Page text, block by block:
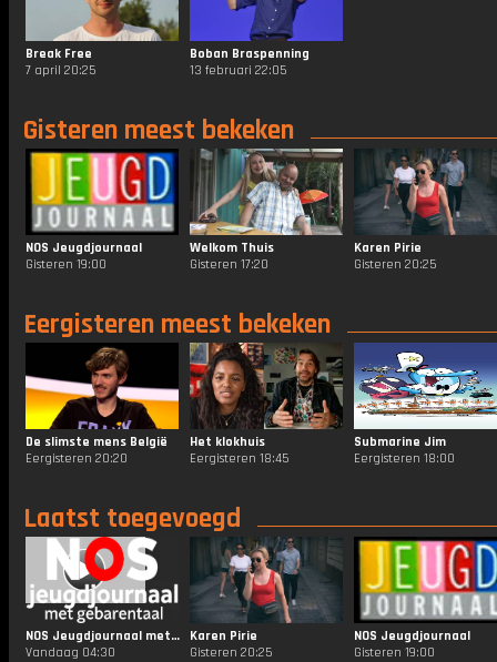
Break Free
7 april 20:25
Boban Braspenning
13 februari 22:05
Gisteren meest bekeken
NOS Jeugdjournaal
Gisteren 19:00
Welkom Thuis
Gisteren 17:20
Karen Pirie
Gisteren 20:25
Eergisteren meest bekeken
De slimste mens België
Eergisteren 20:20
Het klokhuis
Eergisteren 18:45
Submarine Jim
Eergisteren 18:00
Laatst toegevoegd
NOS Jeugdjournaal met Gebarentaal
Vandaag 04:30
Karen Pirie
Gisteren 20:25
NOS Jeugdjournaal
Gisteren 19:00